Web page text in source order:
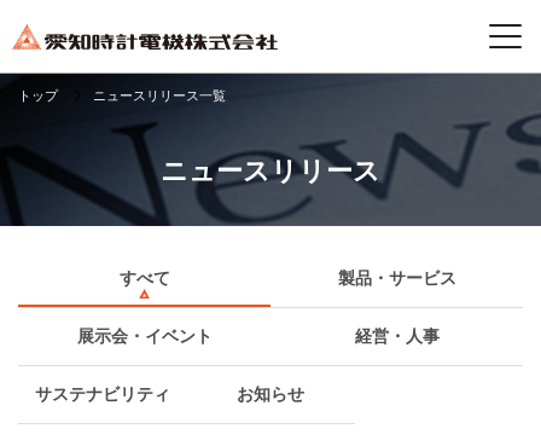
トップ ニュースリリース一覧
ニュースリリース
すべて 製品・サービス
展示会・イベント 経営・人事
サステナビリティ お知らせ